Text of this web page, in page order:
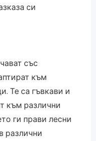
си
със
към
Те са гъвкави и
към различни
ги прави лесни
различни